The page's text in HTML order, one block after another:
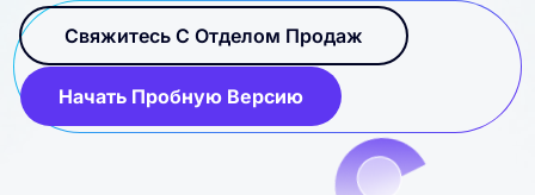
Свяжитесь С Отделом Продаж
Начать Пробную Версию